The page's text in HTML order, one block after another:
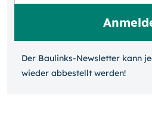
Der Baulinks-Newsletter kann
wieder ab­bestellt werden!